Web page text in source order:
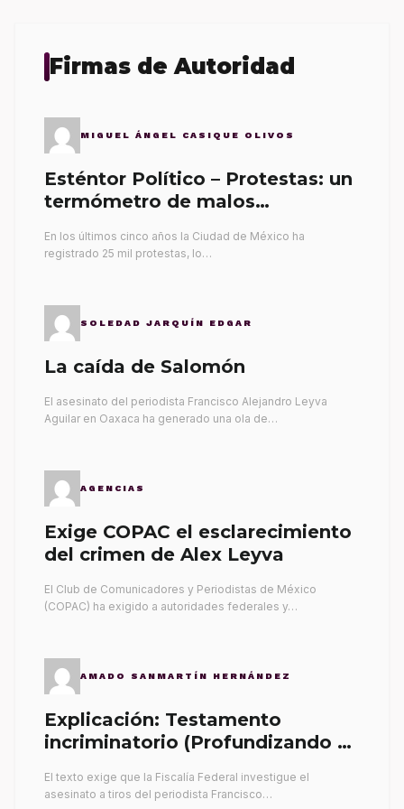
Firmas de Autoridad
MIGUEL ÁNGEL CASIQUE OLIVOS
Esténtor Político – Protestas: un
termómetro de malos
En los últimos cinco años la Ciudad de México ha
registrado 25 mil protestas, lo…
SOLEDAD JARQUÍN EDGAR
La caída de Salomón
El asesinato del periodista Francisco Alejandro Leyva
Aguilar en Oaxaca ha generado una ola de…
AGENCIAS
Exige COPAC el esclarecimiento
del crimen de Alex Leyva
El Club de Comunicadores y Periodistas de México
(COPAC) ha exigido a autoridades federales y…
AMADO SANMARTÍN HERNÁNDEZ
Explicación: Testamento
incriminatorio (Profundizando su
El texto exige que la Fiscalía Federal investigue el
asesinato a tiros del periodista Francisco…